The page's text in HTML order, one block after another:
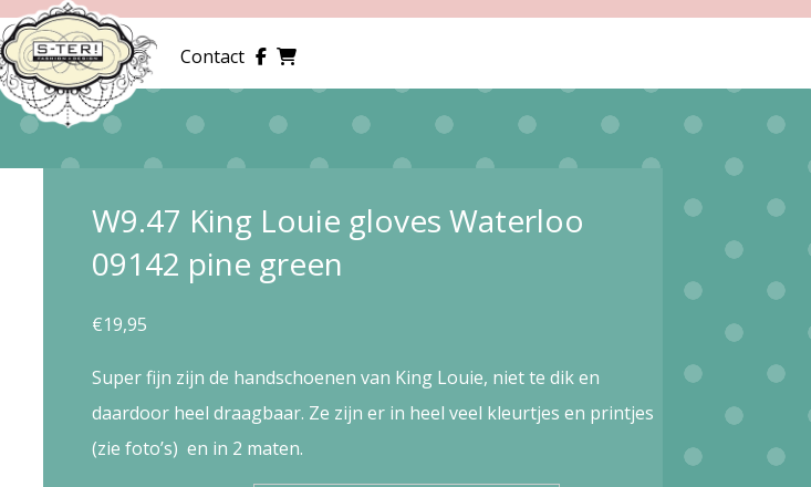
Contact
W9.47 King Louie gloves Waterloo
09142 pine green
€19,95
Super fijn zijn de handschoenen van King Louie, niet te dik en
daardoor heel draagbaar. Ze zijn er in heel veel kleurtjes en printjes
(zie foto’s) en in 2 maten.